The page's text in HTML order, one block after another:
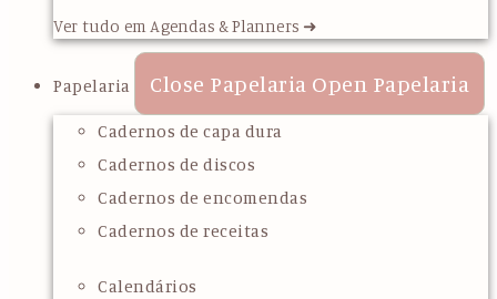
Ver tudo em Agendas & Planners ➜
Papelaria Close Papelaria Open Papelaria
Cadernos de capa dura
Cadernos de discos
Cadernos de encomendas
Cadernos de receitas
Calendários